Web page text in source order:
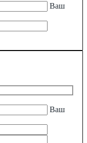
Ваш
Ваш